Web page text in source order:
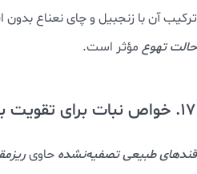
ترکیب آن با زنجبیل و چای نعناع بدون
حالت تهوع مؤثر است.